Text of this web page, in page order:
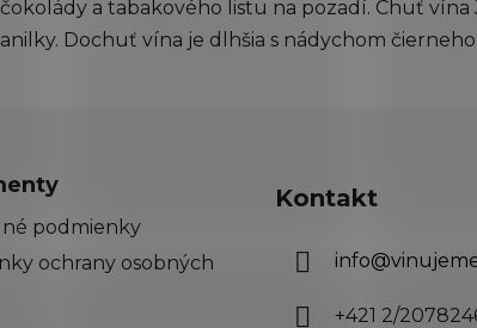
a tabakového listu na pozadí. Chuť vína
Dochuť vína je dlhšia s nádychom
podmienky
ochrany osobných
Kontakt
info@
+421 2/